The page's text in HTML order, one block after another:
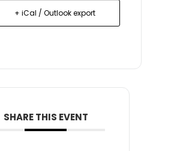
+ iCal / Outlook export
SHARE THIS EVENT